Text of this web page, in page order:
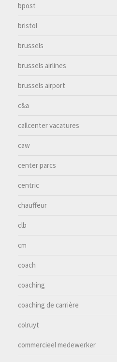
bpost
bristol
brussels
brussels airlines
brussels airport
c&a
callcenter vacatures
caw
center parcs
centric
chauffeur
clb
cm
coach
coaching
coaching de carrière
colruyt
commercieel medewerker